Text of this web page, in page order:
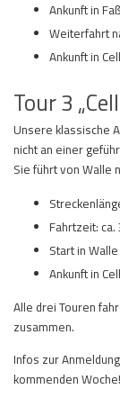
Ankunft in
Weiterfahrt
Ankunft in
Tour 3
Unsere klassische
nicht an einer
Sie führt von Walle
Fahrtzeit:
Start in
Ankunft in
Alle drei Touren
zusammen.
Infos zur
kommenden Woche!